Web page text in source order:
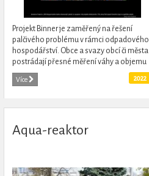
Projekt Binner je zaměřený na řešení
palčivého problému v rámci odpadového
hospodářství. Obce a svazy obcí či města
postrádají přesné měření váhy a objemu
odpadu. Musí se spoléhat pouze na
průměrná data...
Více 2022
Aqua-reaktor